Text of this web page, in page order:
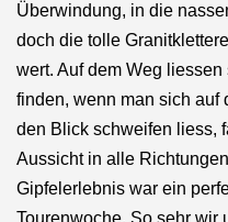
Überwindung, in die
doch die tolle
wert. Auf dem Weg
finden, wenn man sich auf
den Blick schweifen liess,
Aussicht in alle
Gipfelerlebnis war ein